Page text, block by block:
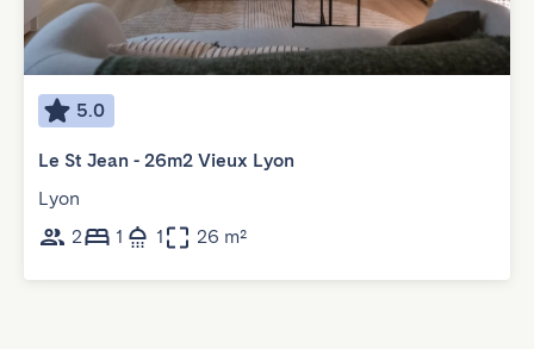
5.0
Le St Jean - 26m2 Vieux Lyon
Lyon
2
1 1 26 m²